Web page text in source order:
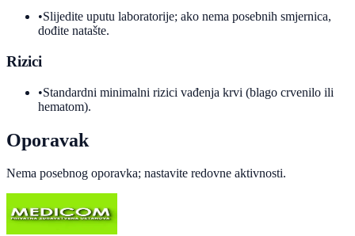
•Slijedite uputu laboratorije; ako nema posebnih smjernica,
dođite natašte.
Rizici
•Standardni minimalni rizici vađenja krvi (blago crvenilo ili
hematom).
Oporavak
Nema posebnog oporavka; nastavite redovne aktivnosti.